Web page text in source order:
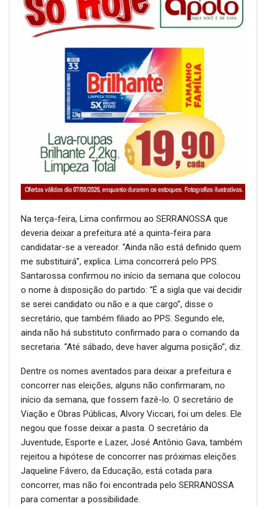
Na terça-feira, Lima confirmou ao SERRANOSSA que
deveria deixar a prefeitura até a quinta-feira para
candidatar-se a vereador. “Ainda não está definido quem
me substituirá”, explica. Lima concorrerá pelo PPS.
Santarossa confirmou no início da semana que colocou
o nome à disposição do partido: “É a sigla que vai decidir
se serei candidato ou não e a que cargo”, disse o
secretário, que também filiado ao PPS. Segundo ele,
ainda não há substituto confirmado para o comando da
secretaria. “Até sábado, deve haver alguma posição”, diz.
Dentre os nomes aventados para deixar a prefeitura e
concorrer nas eleições, alguns não confirmaram, no
início da semana, que fossem fazê-lo. O secretário de
Viação e Obras Públicas, Alvory Viccari, foi um deles. Ele
negou que fosse deixar a pasta. O secretário da
Juventude, Esporte e Lazer, José Antônio Gava, também
rejeitou a hipótese de concorrer nas próximas eleições.
Jaqueline Fávero, da Educação, está cotada para
concorrer, mas não foi encontrada pelo SERRANOSSA
para comentar a possibilidade.